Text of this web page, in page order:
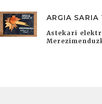
ARGIA SARIA
Astekari